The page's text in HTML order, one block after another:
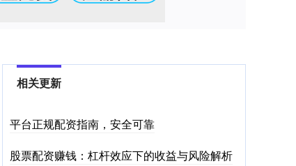
相关更新
平台正规配资指南，安全可靠
股票配资赚钱：杠杆效应下的收益与风险解析